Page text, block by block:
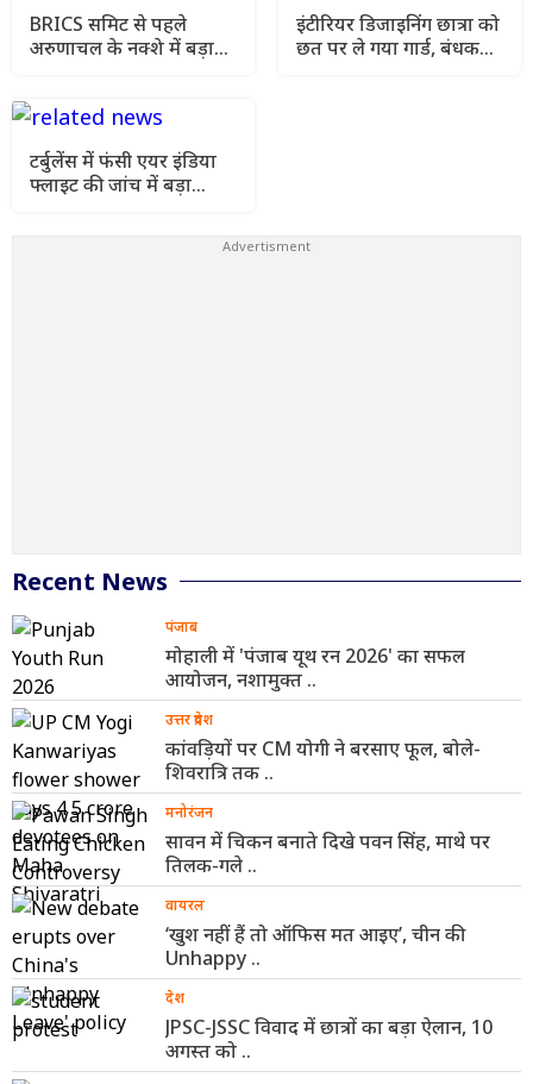
BRICS समिट से पहले
अरुणाचल के नक्शे में बड़ा
इंटीरियर डिजाइनिंग छात्रा को
छत पर ले गया गार्ड, बंधक
टर्बुलेंस में फंसी एयर इंडिया
फ्लाइट की जांच में बड़ा
Recent News
पंजाब
मोहाली में 'पंजाब यूथ रन 2026' का सफल
आयोजन, नशामुक्त ..
उत्तर प्रदेश
कांवड़ियों पर CM योगी ने बरसाए फूल, बोले-
शिवरात्रि तक ..
मनोरंजन
सावन में चिकन बनाते दिखे पवन सिंह, माथे पर
तिलक-गले ..
वायरल
‘खुश नहीं हैं तो ऑफिस मत आइए’, चीन की
Unhappy ..
देश
JPSC-JSSC विवाद में छात्रों का बड़ा ऐलान, 10
अगस्त को ..